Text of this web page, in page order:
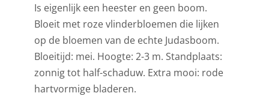
Is eigenlijk een heester en geen boom.
Bloeit met roze vlinderbloemen die lijken
op de bloemen van de echte Judasboom.
Bloeitijd: mei. Hoogte: 2-3 m. Standplaats:
zonnig tot half-schaduw. Extra mooi: rode
hartvormige bladeren.